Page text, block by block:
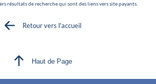
résultats de recherche qui sont des liens vers site payants.
Retour vers l'accueil
Haut de Page